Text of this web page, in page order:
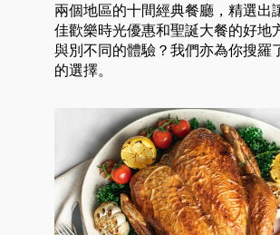
兩個地區的十間經典餐廳，精選出
佳歡樂時光優惠和聖誕大餐的好地
與別不同的體驗？我們亦為你搜羅
的選擇。